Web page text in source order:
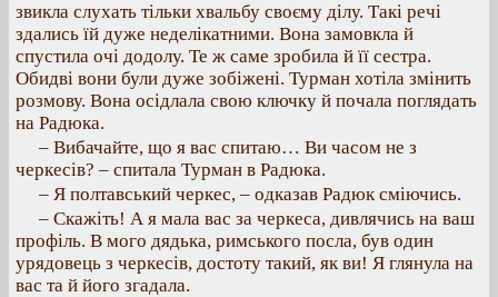
звикла слухать тільки хвальбу своєму ділу. Такі речі
здались їй дуже неделікатними. Вона замовкла й
спустила очі додолу. Те ж саме зробила й її сестра.
Обидві вони були дуже зобіжені. Турман хотіла змінить
розмову. Вона осідлала свою ключку й почала поглядать
на Радюка.
– Вибачайте, що я вас спитаю… Ви часом не з
черкесів? – спитала Турман в Радюка.
– Я полтавський черкес, – одказав Радюк сміючись.
– Скажіть! А я мала вас за черкеса, дивлячись на ваш
профіль. В мого дядька, римського посла, був один
урядовець з черкесів, достоту такий, як ви! Я глянула на
вас та й його згадала.